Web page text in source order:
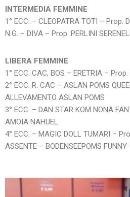
INTERMEDIA FEMMINE
1° ECC. – CLEOPATRA TOTI – Prop.
N.G. – DIVA – Prop. PERLINI
LIBERA FEMMINE
1° ECC. CAC, BOS – ERETRIA –
2° ECC. R. CAC – ASLAN POMS
ALLEVAMENTO ASLAN POMS
3° ECC. – DAN STAR KOM NONA
AMOIA NAHUEL
4° ECC. – MAGIC DOLL TUMARI –
ASSENTE – BODENSEEPOMS